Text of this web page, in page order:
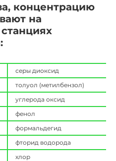
концентрацию
на
серы диоксид
толуол (метилбензол)
углерода оксид
фенол
формальдегид
фторид водорода
хлор